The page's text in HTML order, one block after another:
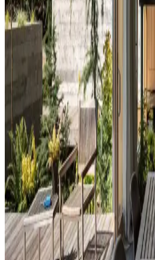
Perde Rengine Uyumlu
Desenlerle Dekorasyonda
Perde ve nevresim uyumu, krem ve
mekanın estetiğini artırır. Kırmızı,
uyumlu renk ve desen önerileri
Ev Dekorasyonunda Denge
Uyumu, Mobilya Yerleşimi ve
Reddit tartışması üzerinden ev
mobilya yerleşimi ve aksesuar dengesi
alanlarının estetik ve fonksiyonelliğini
Hermes Dekor Ürünleri
Alışveriş ve Ürün Kalitesi
Ella satıcısından alınan Hermes dekor
ve detaylı işçiliğiyle öne çıkıyor.
aşarken, fiyat ve orijinallik tartışmaları